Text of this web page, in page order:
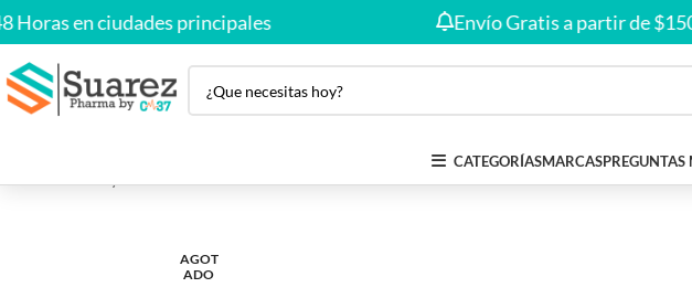
en ciudades principales Envío Gratis a partir de $150.000
CATEGORÍASMARCASPREGUNTAS
AGOT
ADO
Envío gratis